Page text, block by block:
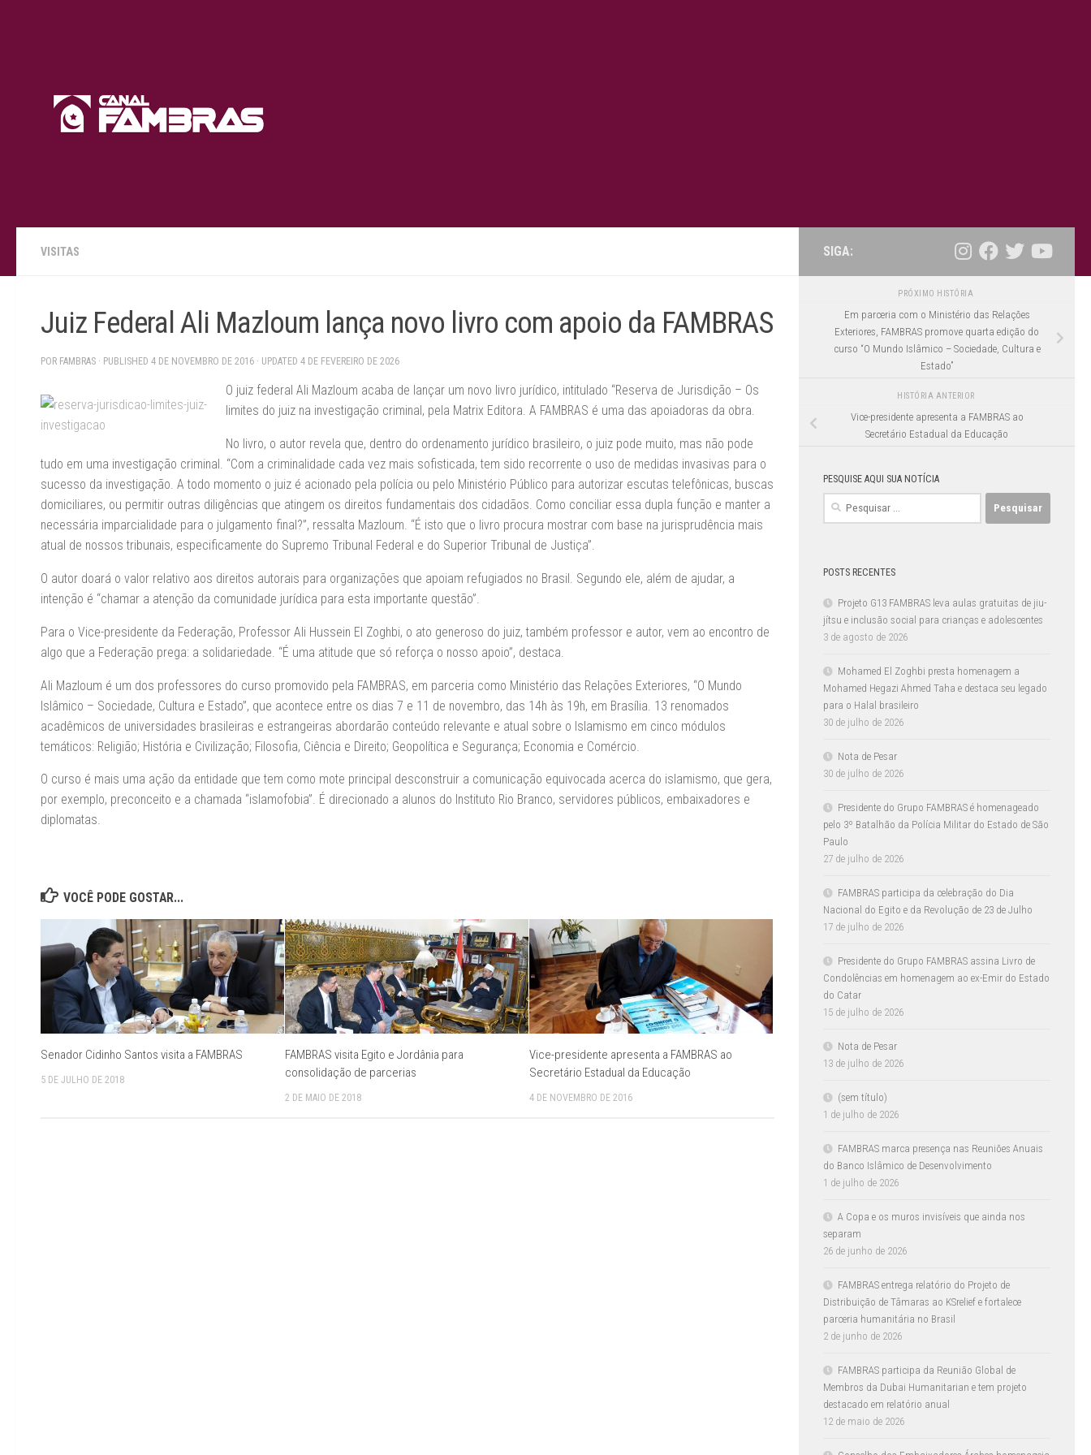
VISITAS
Juiz Federal Ali Mazloum lança novo livro com apoio da FAMBRAS
POR FAMBRAS · PUBLISHED 4 DE NOVEMBRO DE 2016 · UPDATED 4 DE FEVEREIRO DE 2026
O juiz federal Ali Mazloum acaba de lançar um novo livro jurídico, intitulado “Reserva de Jurisdição – Os
limites do juiz na investigação criminal, pela Matrix Editora. A FAMBRAS é uma das apoiadoras da obra.
No livro, o autor revela que, dentro do ordenamento jurídico brasileiro, o juiz pode muito, mas não pode
tudo em uma investigação criminal. “Com a criminalidade cada vez mais sofisticada, tem sido recorrente o uso de medidas invasivas para o
sucesso da investigação. A todo momento o juiz é acionado pela polícia ou pelo Ministério Público para autorizar escutas telefônicas, buscas
domiciliares, ou permitir outras diligências que atingem os direitos fundamentais dos cidadãos. Como conciliar essa dupla função e manter a
necessária imparcialidade para o julgamento final?”, ressalta Mazloum. “É isto que o livro procura mostrar com base na jurisprudência mais
atual de nossos tribunais, especificamente do Supremo Tribunal Federal e do Superior Tribunal de Justiça”.
O autor doará o valor relativo aos direitos autorais para organizações que apoiam refugiados no Brasil. Segundo ele, além de ajudar, a
intenção é “chamar a atenção da comunidade jurídica para esta importante questão”.
Para o Vice-presidente da Federação, Professor Ali Hussein El Zoghbi, o ato generoso do juiz, também professor e autor, vem ao encontro de
algo que a Federação prega: a solidariedade. “É uma atitude que só reforça o nosso apoio”, destaca.
Ali Mazloum é um dos professores do curso promovido pela FAMBRAS, em parceria como Ministério das Relações Exteriores, “O Mundo
Islâmico – Sociedade, Cultura e Estado”, que acontece entre os dias 7 e 11 de novembro, das 14h às 19h, em Brasília. 13 renomados
acadêmicos de universidades brasileiras e estrangeiras abordarão conteúdo relevante e atual sobre o Islamismo em cinco módulos
temáticos: Religião; História e Civilização; Filosofia, Ciência e Direito; Geopolítica e Segurança; Economia e Comércio.
O curso é mais uma ação da entidade que tem como mote principal desconstruir a comunicação equivocada acerca do islamismo, que gera,
por exemplo, preconceito e a chamada “islamofobia”. É direcionado a alunos do Instituto Rio Branco, servidores públicos, embaixadores e
diplomatas.
VOCÊ PODE GOSTAR...
Senador Cidinho Santos visita a FAMBRAS
5 DE JULHO DE 2018
FAMBRAS visita Egito e Jordânia para
consolidação de parcerias
2 DE MAIO DE 2018
Vice-presidente apresenta a FAMBRAS ao
Secretário Estadual da Educação
4 DE NOVEMBRO DE 2016
SIGA:
PRÓXIMO HISTÓRIA
Em parceria com o Ministério das Relações
Exteriores, FAMBRAS promove quarta edição do
curso “O Mundo Islâmico – Sociedade, Cultura e
Estado”
HISTÓRIA ANTERIOR
Vice-presidente apresenta a FAMBRAS ao
Secretário Estadual da Educação
PESQUISE AQUI SUA NOTÍCIA
Pesquisar
POSTS RECENTES
Projeto G13 FAMBRAS leva aulas gratuitas de jiu-
jítsu e inclusão social para crianças e adolescentes
3 de agosto de 2026
Mohamed El Zoghbi presta homenagem a
Mohamed Hegazi Ahmed Taha e destaca seu legado
para o Halal brasileiro
30 de julho de 2026
Nota de Pesar
30 de julho de 2026
Presidente do Grupo FAMBRAS é homenageado
pelo 3º Batalhão da Polícia Militar do Estado de São
Paulo
27 de julho de 2026
FAMBRAS participa da celebração do Dia
Nacional do Egito e da Revolução de 23 de Julho
17 de julho de 2026
Presidente do Grupo FAMBRAS assina Livro de
Condolências em homenagem ao ex-Emir do Estado
do Catar
15 de julho de 2026
Nota de Pesar
13 de julho de 2026
(sem título)
1 de julho de 2026
FAMBRAS marca presença nas Reuniões Anuais
do Banco Islâmico de Desenvolvimento
1 de julho de 2026
A Copa e os muros invisíveis que ainda nos
separam
26 de junho de 2026
FAMBRAS entrega relatório do Projeto de
Distribuição de Tâmaras ao KSrelief e fortalece
parceria humanitária no Brasil
2 de junho de 2026
FAMBRAS participa da Reunião Global de
Membros da Dubai Humanitarian e tem projeto
destacado em relatório anual
12 de maio de 2026